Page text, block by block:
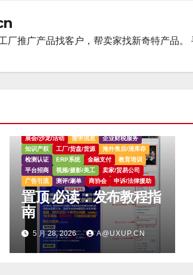
厂推广产品找客户，帮卖家找新奇特产品。
展会/沙龙/活动
需求信息
企业财税服务
知识产权
工厂/货盘/货源
海外售后/清库存
检测认证
ERP系统 金融支付
教育培训
平台招商
视频/摄影/美工
卖家/贸易公司
广告引流
测评/涮单 商协会 申诉/法律援助
置顶 必读：发布教程指
南
5 月 28, 2026 A@UXUP.CN